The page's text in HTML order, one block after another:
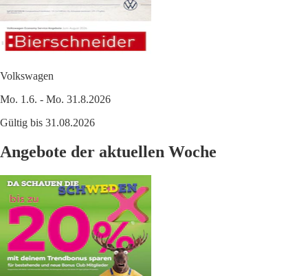
Volkswagen
Mo. 1.6. - Mo. 31.8.2026
Gültig bis 31.08.2026
Angebote der aktuellen Woche